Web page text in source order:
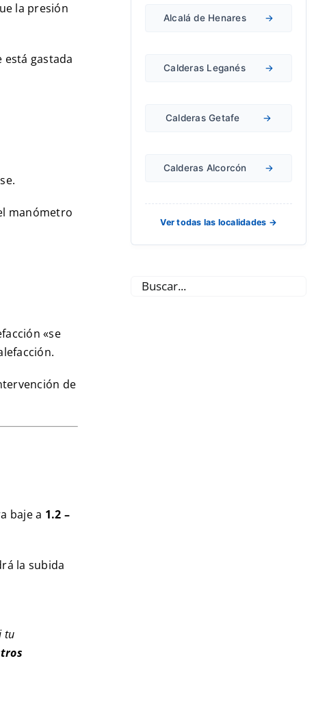
la presión
gastada
manómetro
«se
de
baje a 1.2 –
la subida
tu
Alcalá de Henares →
Calderas Leganés →
Calderas Getafe →
Calderas Alcorcón →
Ver todas las localidades →